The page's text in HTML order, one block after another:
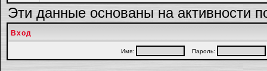
Эти данные основаны на активности
Вход
Имя: Пароль: